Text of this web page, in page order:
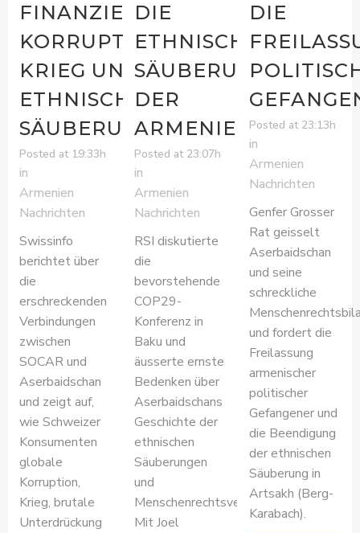
FINANZIEREN
KORRUPTION,
KRIEG UND
ETHNISCHE
SÄUBERUNG
Posted at 19:33h
in
Armenien
Nachrichten
Swissinfo
berichtet über
die
erschreckenden
Verbindungen
zwischen
SOCAR und
Aserbaidschan
und zeigt auf,
wie Schweizer
Konsumenten
globale
Korruption,
Krieg, brutale
Unterdrückung
DIE
ETHNISCHE
SÄUBERUNG
DER
ARMENIER
Posted at 23:07h
in
Armenien
Nachrichten
RSI diskutierte
die
bevorstehende
COP29-
Konferenz in
Baku und
äusserte ernste
Bedenken über
Aserbaidschans
Geschichte der
ethnischen
Säuberungen
und
Menschenrechtsverletzungen.
Mit Joel
DIE
Posted at 23:13h
in
Armenien
Nachrichten
Genfer Grosser
Rat geisselt
Aserbaidschan
und seine
schreckliche
und fordert die
Freilassung
armenischer
politischer
Gefangener und
die Beendigung
der ethnischen
Säuberung in
Artsakh (Berg-
Karabach).